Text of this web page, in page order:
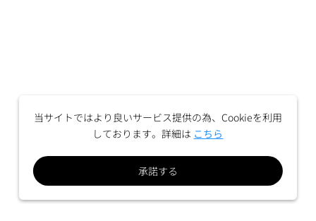
当サイトではより良いサービス提供の為、Cookieを利用
しております。詳細は こちら
承諾する